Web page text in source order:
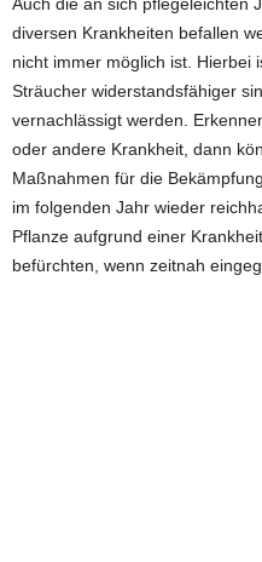
Auch die an sich pflegeleichten
diversen Krankheiten befallen
nicht immer möglich ist. Hierbei
Sträucher widerstandsfähiger
vernachlässigt werden.
oder andere Krankheit, dann
Maßnahmen für die
im folgenden Jahr wieder
Pflanze aufgrund einer
befürchten, wenn zeitnah